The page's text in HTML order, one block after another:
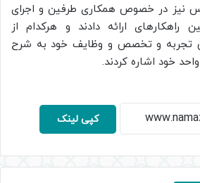
نیز در خصوص همکاری طرفین و اجرای
راهکارهای ارائه دادند و هرکدام از
تجربه و تخصص و وظایف خود به شرح
خود اشاره کردند.
کپی لینک